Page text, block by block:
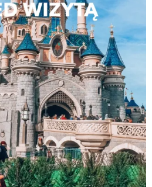
P
C
I